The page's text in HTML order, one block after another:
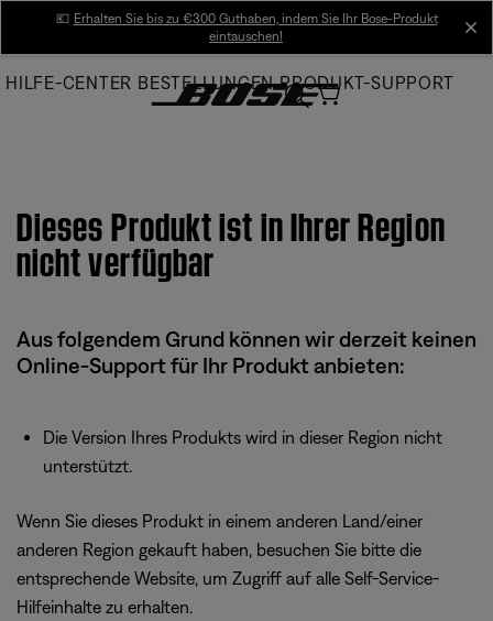
Main
💶 Erhalten Sie bis zu €300 Guthaben, indem Sie Ihr Bose-Produkt
eintauschen!
HILFE-CENTER BESTELLUNGEN PRODUKT-SUPPORT
Dieses Produkt ist in Ihrer Region
nicht verfügbar
Aus folgendem Grund können wir derzeit keinen
Online-Support für Ihr Produkt anbieten:
Die Version Ihres Produkts wird in dieser Region nicht
unterstützt.
Wenn Sie dieses Produkt in einem anderen Land/einer
anderen Region gekauft haben, besuchen Sie bitte die
entsprechende Website, um Zugriff auf alle Self-Service-
Hilfeinhalte zu erhalten.